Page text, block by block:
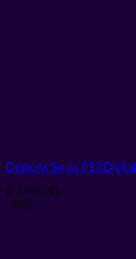
Demons Souls PS3Digital
$ 7.990,00
-20%